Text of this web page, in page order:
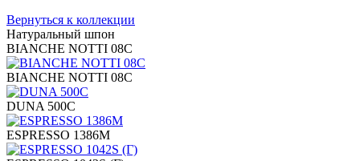
Вернуться к коллекции
Натуральный шпон
BIANCHE NOTTI 08C
BIANCHE NOTTI 08C
DUNA 500C
ESPRESSO 1386M